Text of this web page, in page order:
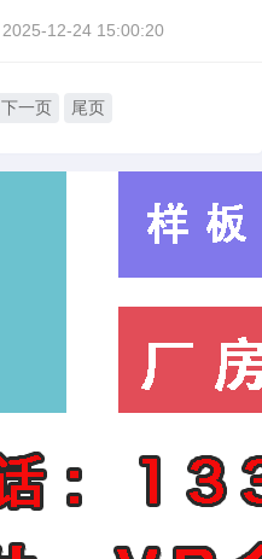
2025-12-24 15:00:20
下一页 尾页